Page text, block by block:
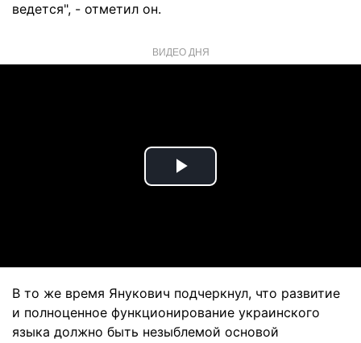
ведется", - отметил он.
ВИДЕО ДНЯ
Play
В то же время Янукович подчеркнул, что развитие
и полноценное функционирование украинского
языка должно быть незыблемой основой